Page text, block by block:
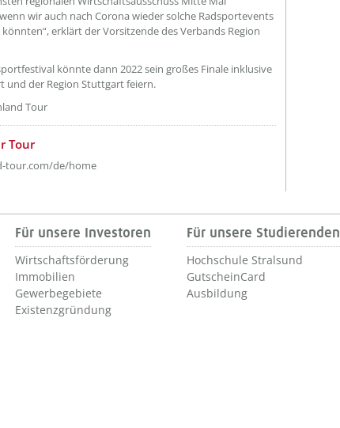
wir auch nach Corona wieder solche Radsportevents
erklärt der Vorsitzende des Verbands Region
könnte dann 2022 sein großes Finale inklusive
und der Region Stuttgart feiern.
Tour
Tour
tour.com/de/home
Für unsere Investoren
Wirtschaftsförderung
Immobilien
Gewerbegebiete
Existenzgründung
Für unsere Studierenden
Hochschule Stralsund
GutscheinCard
Ausbildung